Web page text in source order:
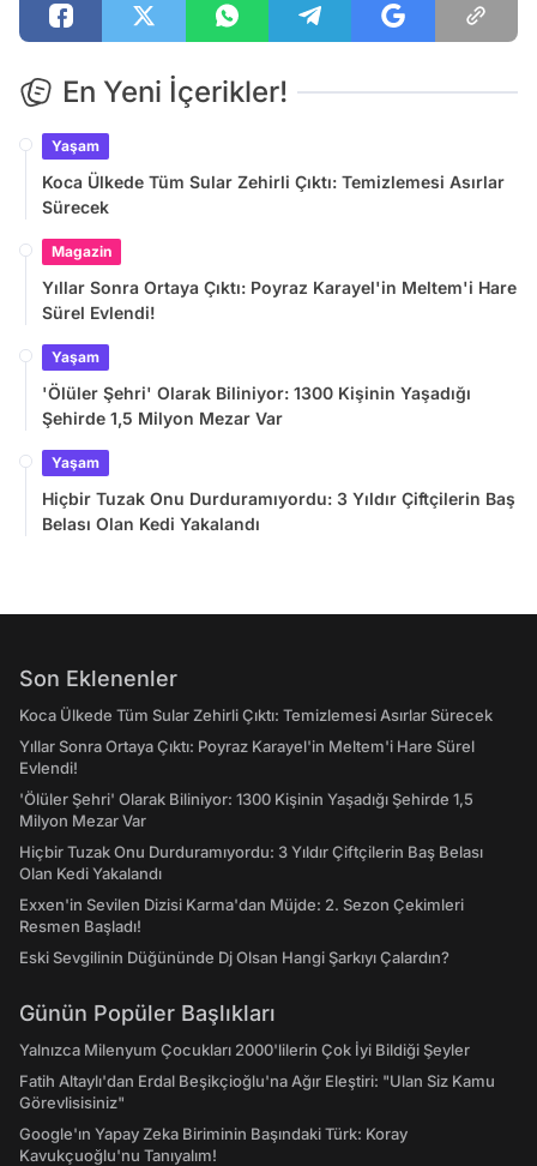
En Yeni İçerikler!
Yaşam
Koca Ülkede Tüm Sular Zehirli Çıktı: Temizlemesi Asırlar
Sürecek
Magazin
Yıllar Sonra Ortaya Çıktı: Poyraz Karayel'in Meltem'i Hare
Sürel Evlendi!
Yaşam
'Ölüler Şehri' Olarak Biliniyor: 1300 Kişinin Yaşadığı
Şehirde 1,5 Milyon Mezar Var
Yaşam
Hiçbir Tuzak Onu Durduramıyordu: 3 Yıldır Çiftçilerin Baş
Belası Olan Kedi Yakalandı
Son Eklenenler
Koca Ülkede Tüm Sular Zehirli Çıktı: Temizlemesi Asırlar Sürecek
Yıllar Sonra Ortaya Çıktı: Poyraz Karayel'in Meltem'i Hare Sürel
Evlendi!
'Ölüler Şehri' Olarak Biliniyor: 1300 Kişinin Yaşadığı Şehirde 1,5
Milyon Mezar Var
Hiçbir Tuzak Onu Durduramıyordu: 3 Yıldır Çiftçilerin Baş Belası
Olan Kedi Yakalandı
Exxen'in Sevilen Dizisi Karma'dan Müjde: 2. Sezon Çekimleri
Resmen Başladı!
Eski Sevgilinin Düğününde Dj Olsan Hangi Şarkıyı Çalardın?
Günün Popüler Başlıkları
Yalnızca Milenyum Çocukları 2000'lilerin Çok İyi Bildiği Şeyler
Fatih Altaylı'dan Erdal Beşikçioğlu'na Ağır Eleştiri: "Ulan Siz Kamu
Görevlisisiniz"
Google'ın Yapay Zeka Biriminin Başındaki Türk: Koray
Kavukçuoğlu'nu Tanıyalım!